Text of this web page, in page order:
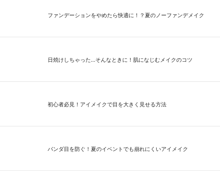
ファンデーションをやめたら快適に！？夏のノーファンデメイク
日焼けしちゃった...そんなときに！肌になじむメイクのコツ
初心者必見！アイメイクで目を大きく見せる方法
パンダ目を防ぐ！夏のイベントでも崩れにくいアイメイク